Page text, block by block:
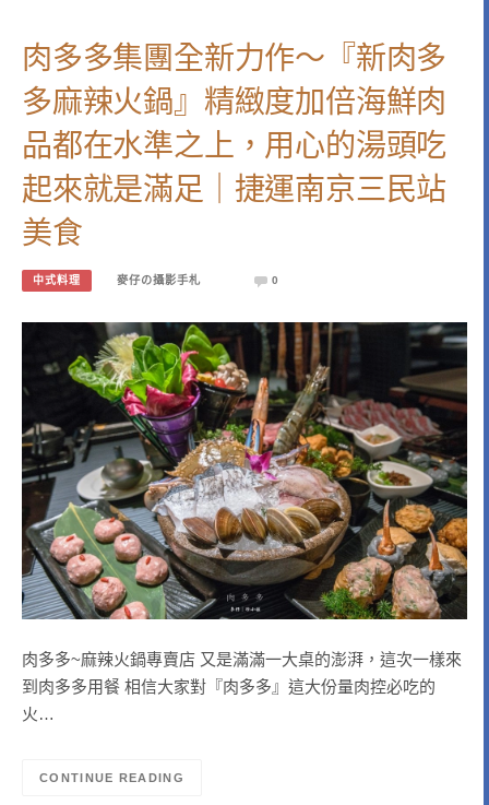
肉多多集團全新力作～『新肉多
多麻辣火鍋』精緻度加倍海鮮肉
品都在水準之上，用心的湯頭吃
起來就是滿足｜捷運南京三民站
美食
中式料理 麥仔の攝影手札 0
肉多多~麻辣火鍋專賣店 又是滿滿一大桌的澎湃，這次一樣來
到肉多多用餐 相信大家對『肉多多』這大份量肉控必吃的
火…
CONTINUE READING